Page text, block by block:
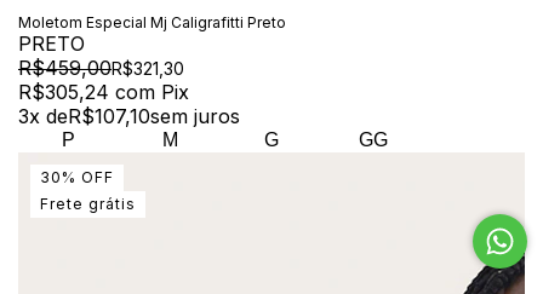
Moletom Especial Mj Caligrafitti Preto
PRETO
R$459,00R$321,30
R$305,24 com Pix
3x deR$107,10sem juros
P M G GG
30 % OFF
Frete grátis